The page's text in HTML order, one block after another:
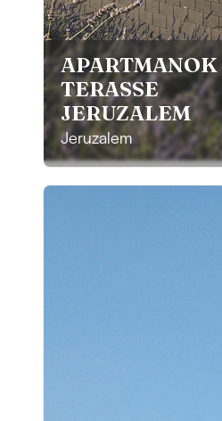
APARTMANOK
TERASSE
JERUZALEM
Jeruzalem